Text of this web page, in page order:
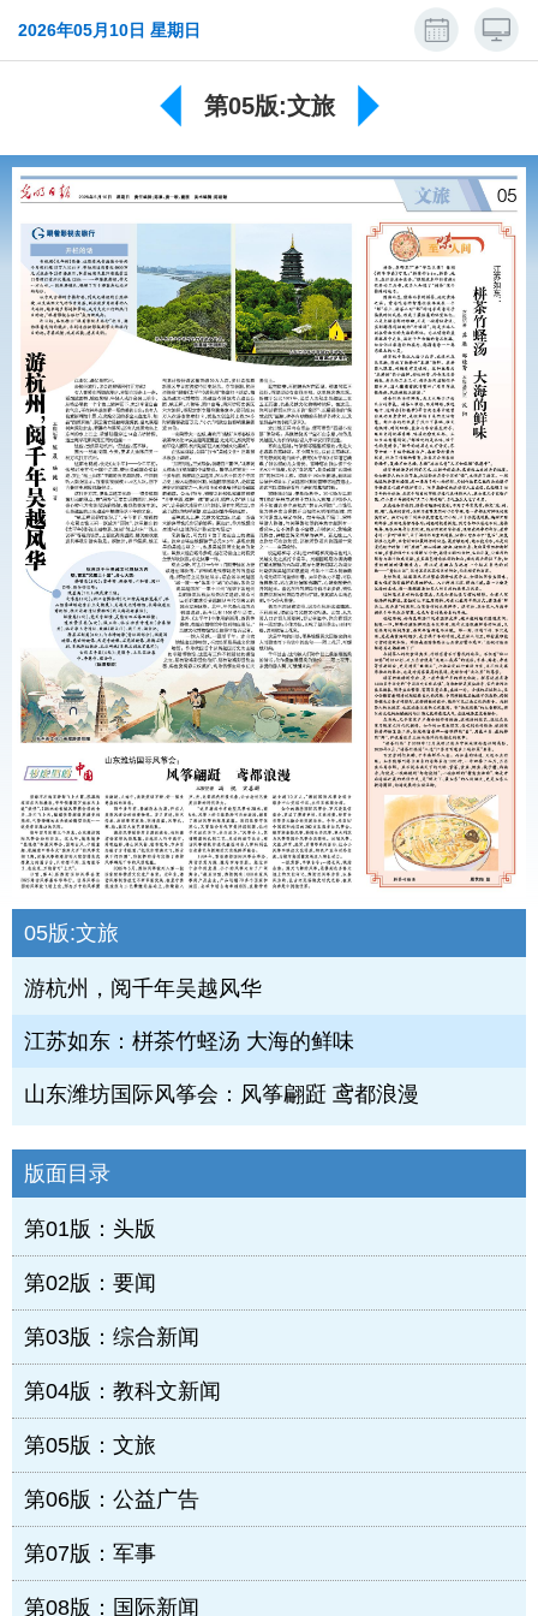
2026年05月10日 星期日
第05版:文旅
05版:文旅
游杭州，阅千年吴越风华
江苏如东：栟茶竹蛏汤 大海的鲜味
山东潍坊国际风筝会：风筝翩跹 鸢都浪漫
版面目录
第01版：头版
第02版：要闻
第03版：综合新闻
第04版：教科文新闻
第05版：文旅
第06版：公益广告
第07版：军事
第08版：国际新闻